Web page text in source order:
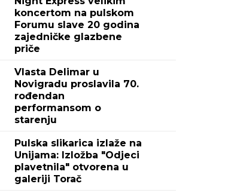
koncertom na pulskom
Forumu slave 20 godina
zajedničke glazbene
priče
Vlasta Delimar u
Novigradu proslavila 70.
rođendan
performansom o
starenju
Pulska slikarica izlaže na
Unijama: Izložba "Odjeci
plavetnila" otvorena u
galeriji Torač